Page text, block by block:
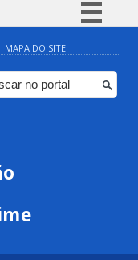
Simplifique!
Comunica BR
Participe
MAPA DO SITE